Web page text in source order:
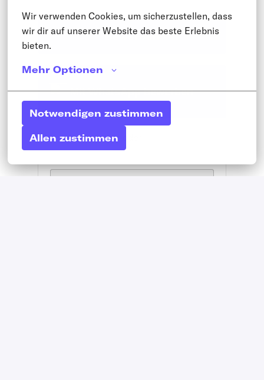
Wir verwenden Cookies, um sicherzustellen, dass
wir dir auf unserer Website das beste Erlebnis
bieten.
Mehr Optionen
Notwendigen zustimmen
Allen zustimmen
Bewerben
Mit WhatsApp bewerben